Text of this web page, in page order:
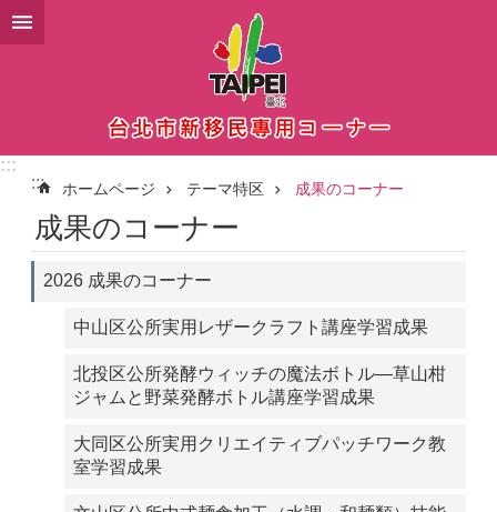
メインコンテンツブロックにスキップ
:::
:::
ホームページ テーマ特区 成果のコーナー
成果のコーナー
2026 成果のコーナー
中山区公所実用レザークラフト講座学習成果
北投区公所発酵ウィッチの魔法ボトル―草山柑
ジャムと野菜発酵ボトル講座学習成果
大同区公所実用クリエイティブパッチワーク教
室学習成果